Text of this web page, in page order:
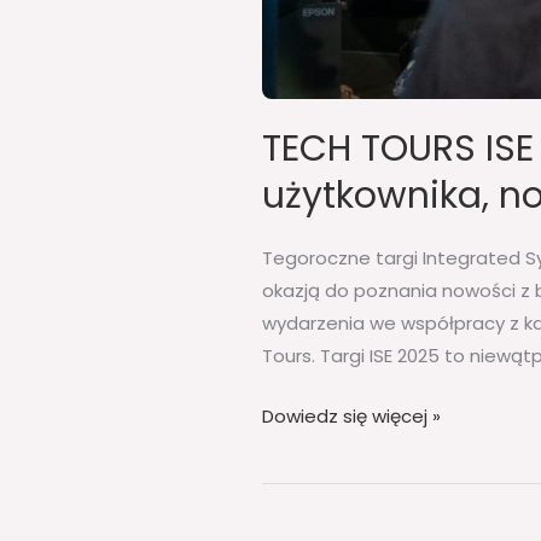
TECH TOURS
użytkownika,
Tegoroczne targi Integrated
okazją do poznania nowości z
wydarzenia we współpracy z
Tours. Targi ISE 2025 to
Dowiedz się więcej »